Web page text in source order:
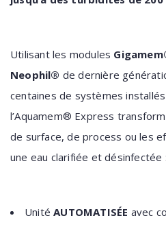
Utilisant les modules
Neophil® de dernière
centaines de systèmes
l’Aquamem® Express
de surface, de process ou les
une eau clarifiée et désinfectée :
UnitéAUTOMATISÉE avec